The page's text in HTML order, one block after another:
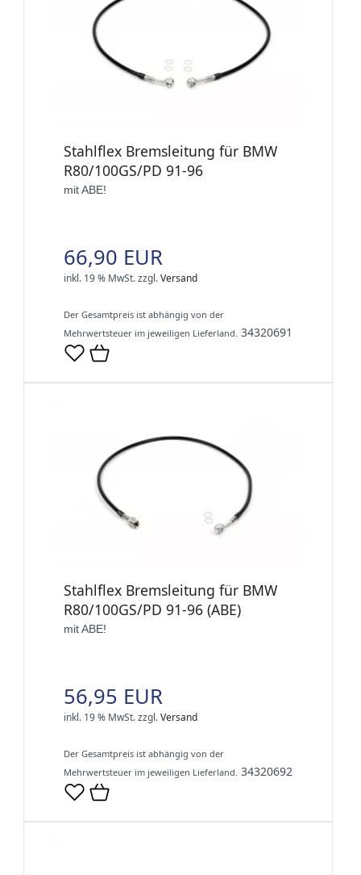
Stahlflex Bremsleitung für BMW
R80/100GS/PD 91-96
mit ABE!
66,90 EUR
inkl. 19 % MwSt.zzgl.Versand
Der Gesamtpreis ist abhängig von der
Mehrwertsteuer im jeweiligen Lieferland. 34320691
Stahlflex Bremsleitung für BMW
R80/100GS/PD 91-96 (ABE)
mit ABE!
56,95 EUR
inkl. 19 % MwSt.zzgl.Versand
Der Gesamtpreis ist abhängig von der
Mehrwertsteuer im jeweiligen Lieferland. 34320692